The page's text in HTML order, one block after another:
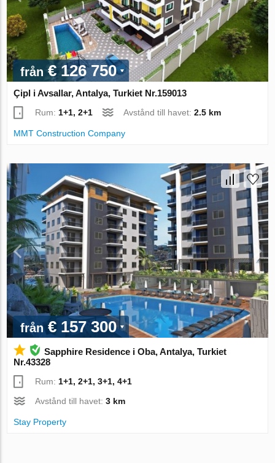
från € 126 750
Çipl i Avsallar, Antalya, Turkiet Nr.159013
Rum: 1+1, 2+1 Avstånd till havet:2.5 km
MMT Construction Company
från€ 157 300
Sapphire Residence i Oba, Antalya, Turkiet
Nr.43328
Rum: 1+1, 2+1, 3+1, 4+1
Avstånd till havet:3 km
Stay Property